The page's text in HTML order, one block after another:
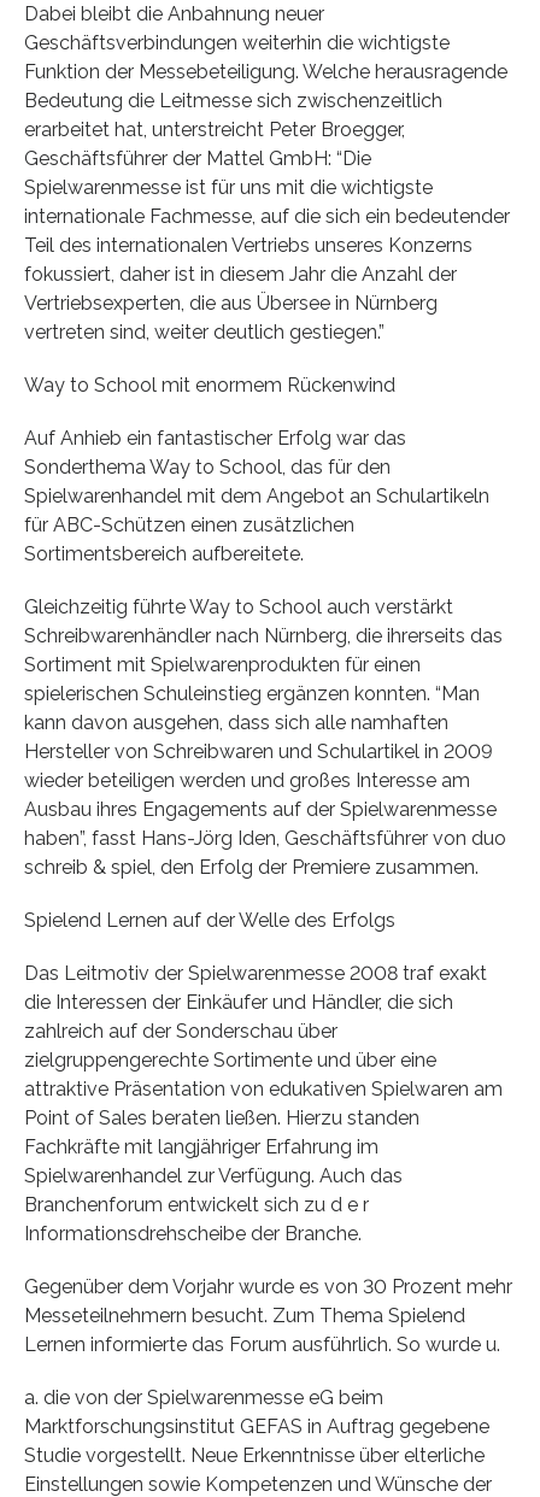
Dabei bleibt die Anbahnung neuer
Geschäftsverbindungen weiterhin die wichtigste
Funktion der Messebeteiligung. Welche herausragende
Bedeutung die Leitmesse sich zwischenzeitlich
erarbeitet hat, unterstreicht Peter Broegger,
Geschäftsführer der Mattel GmbH: “Die
Spielwarenmesse ist für uns mit die wichtigste
internationale Fachmesse, auf die sich ein bedeutender
Teil des internationalen Vertriebs unseres Konzerns
fokussiert, daher ist in diesem Jahr die Anzahl der
Vertriebsexperten, die aus Übersee in Nürnberg
vertreten sind, weiter deutlich gestiegen.”
Way to School mit enormem Rückenwind
Auf Anhieb ein fantastischer Erfolg war das
Sonderthema Way to School, das für den
Spielwarenhandel mit dem Angebot an Schulartikeln
für ABC-Schützen einen zusätzlichen
Sortimentsbereich aufbereitete.
Gleichzeitig führte Way to School auch verstärkt
Schreibwarenhändler nach Nürnberg, die ihrerseits das
Sortiment mit Spielwarenprodukten für einen
spielerischen Schuleinstieg ergänzen konnten. “Man
kann davon ausgehen, dass sich alle namhaften
Hersteller von Schreibwaren und Schulartikel in 2009
wieder beteiligen werden und großes Interesse am
Ausbau ihres Engagements auf der Spielwarenmesse
haben”, fasst Hans-Jörg Iden, Geschäftsführer von duo
schreib & spiel, den Erfolg der Premiere zusammen.
Spielend Lernen auf der Welle des Erfolgs
Das Leitmotiv der Spielwarenmesse 2008 traf exakt
die Interessen der Einkäufer und Händler, die sich
zahlreich auf der Sonderschau über
zielgruppengerechte Sortimente und über eine
attraktive Präsentation von edukativen Spielwaren am
Point of Sales beraten ließen. Hierzu standen
Fachkräfte mit langjähriger Erfahrung im
Spielwarenhandel zur Verfügung. Auch das
Branchenforum entwickelt sich zu d e r
Informationsdrehscheibe der Branche.
Gegenüber dem Vorjahr wurde es von 30 Prozent mehr
Messeteilnehmern besucht. Zum Thema Spielend
Lernen informierte das Forum ausführlich. So wurde u.
a. die von der Spielwarenmesse eG beim
Marktforschungsinstitut GEFAS in Auftrag gegebene
Studie vorgestellt. Neue Erkenntnisse über elterliche
Einstellungen sowie Kompetenzen und Wünsche der